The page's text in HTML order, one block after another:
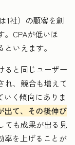
1社）の顧客を創
。CPAが低いほ
いえます。
ると同じユーザー
れ、競合も増えて
いく傾向にありま
出て、その後伸び
ても成果が出る見
率を上げることが